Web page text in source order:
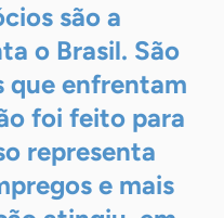
são a
o Brasil. São
que enfrentam
foi feito para
representa
e mais